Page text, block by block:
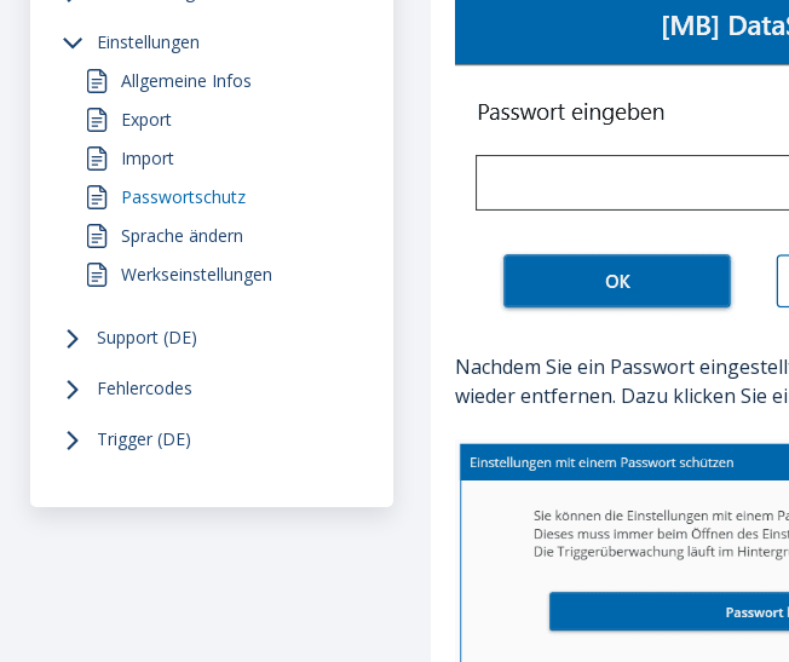
Einstellungen
Allgemeine Infos
Export
Import
Passwortschutz
Sprache ändern
Werkseinstellungen
Support (DE)
Fehlercodes
Trigger (DE)
Nachdem Sie ein Passwort
wieder entfernen. Dazu klicken Sie